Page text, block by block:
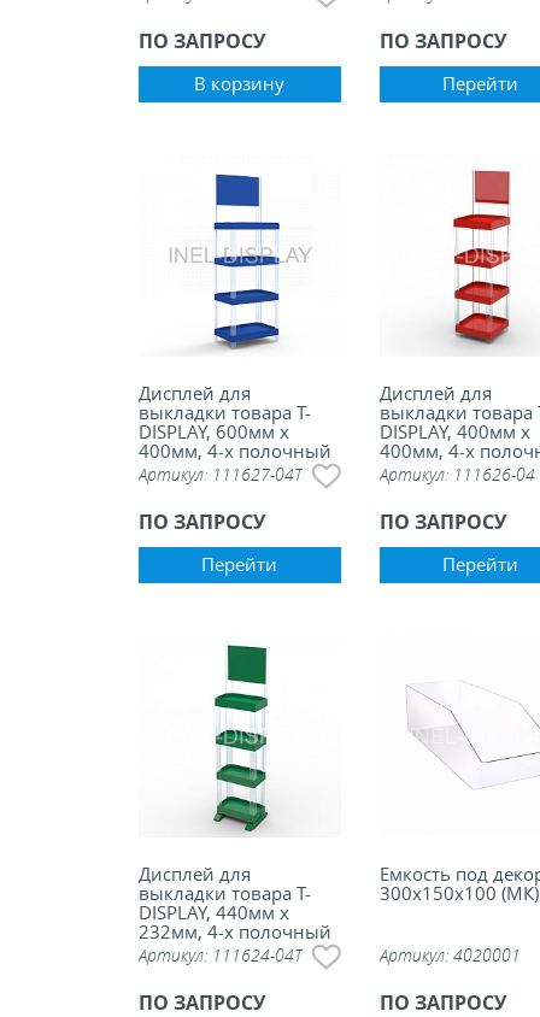
ПО ЗАПРОСУ
В корзину
ПО ЗАПРОСУ
Перейти
Дисплей для
выкладки товара Т-
DISPLAY, 600мм х
400мм, 4-х полочный
с топером
Артикул: 111627-04T
ПО ЗАПРОСУ
Перейти
Дисплей для
выкладки товара
DISPLAY, 400мм х
400мм, 4-х
без топера
Артикул: 111626-04
ПО ЗАПРОСУ
Перейти
Дисплей для
выкладки товара Т-
DISPLAY, 440мм х
232мм, 4-х полочный
с топером
Артикул: 111624-04T
ПО ЗАПРОСУ
Емкость под
300х150х100 (МК)
Артикул: 4020001
ПО ЗАПРОСУ